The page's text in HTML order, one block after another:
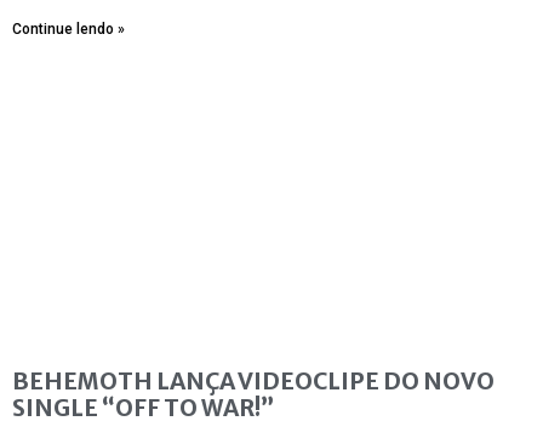
Continue lendo »
BEHEMOTH LANÇA VIDEOCLIPE DO NOVO
SINGLE “OFF TO WAR!”